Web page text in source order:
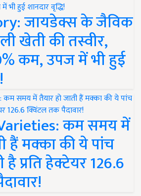
जायडेक्स के जैविक
खेती की तस्वीर,
कम, उपज में भी हुई
कम समय में
हैं मक्का की ये पांच
प्रति हेक्टेयर 126.6